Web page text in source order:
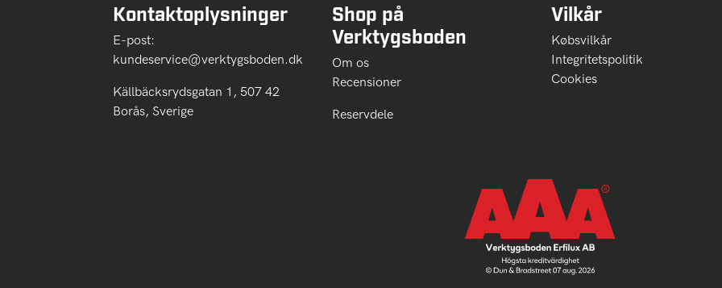
Kontaktoplysninger
E-post:
kundeservice@verktygsboden.dk
Källbäcksrydsgatan 1, 507 42
Borås, Sverige
Shop på
Verktygsboden
Om os
Recensioner
Reservdele
Vilkår
Købsvilkår
Integritetspolitik
Cookies